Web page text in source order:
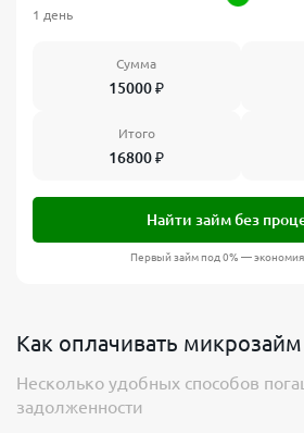
1 день
Сумма
15000₽
Итого
16800₽
Найти займ без
Первый займ под 0% —
Как оплачивать микрозайм
Несколько удобных способов
задолженности